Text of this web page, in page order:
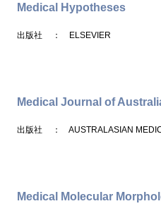
Medical Hypotheses
出版社 ： ELSEVIER
Medical Journal of
出版社 ： AUSTRALASIAN
Medical Molecular